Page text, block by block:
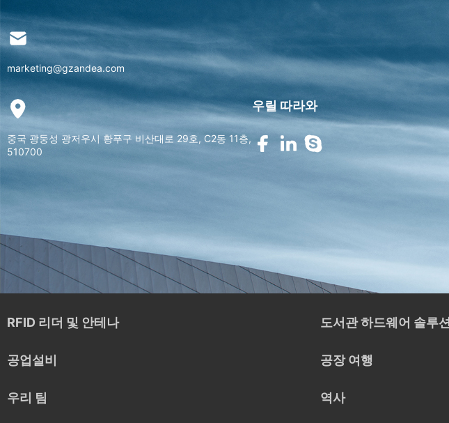
marketing@gzandea.com
우릴 따라와
중국 광둥성 광저우시 황푸구 비산대로 29호, C2동 11층,
510700
RFID 리더 및 안테나 도서관 하드웨어 솔루션
공업설비 공장 여행
우리 팀 역사